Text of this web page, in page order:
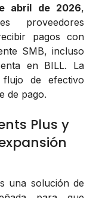
abril de 2026,
proveedores
pagos con
SMB, incluso
en BILL. La
de efectivo
de pago.
Plus y
una solución de